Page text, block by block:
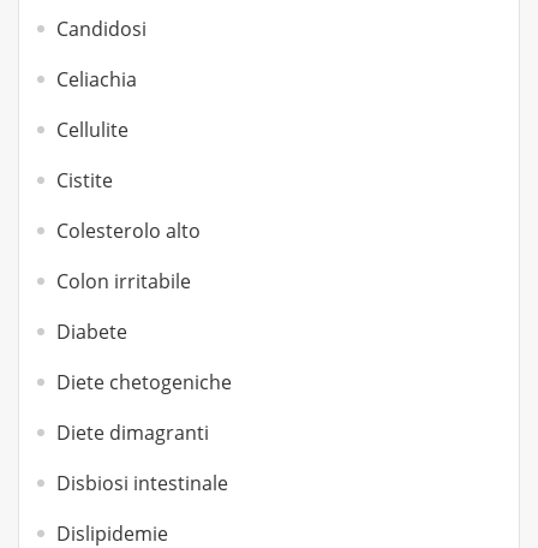
Candidosi
Celiachia
Cellulite
Cistite
Colesterolo alto
Colon irritabile
Diabete
Diete chetogeniche
Diete dimagranti
Disbiosi intestinale
Dislipidemie